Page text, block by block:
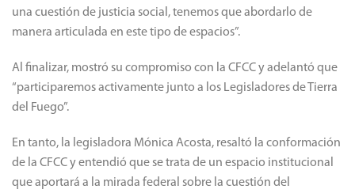
una cuestión de justicia social, tenemos que abordarlo de
manera articulada en este tipo de espacios”.
Al finalizar, mostró su compromiso con la CFCC y adelantó que
“participaremos activamente junto a los Legisladores de Tierra
del Fuego”.
En tanto, la legisladora Mónica Acosta, resaltó la conformación
de la CFCC y entendió que se trata de un espacio institucional
que aportará a la mirada federal sobre la cuestión del